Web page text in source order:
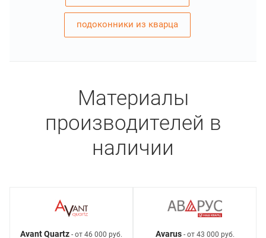
подоконники из кварца
Материалы
производителей в
наличии
Avant Quartz - от 46 000 руб. Avarus- от 43 000 руб.